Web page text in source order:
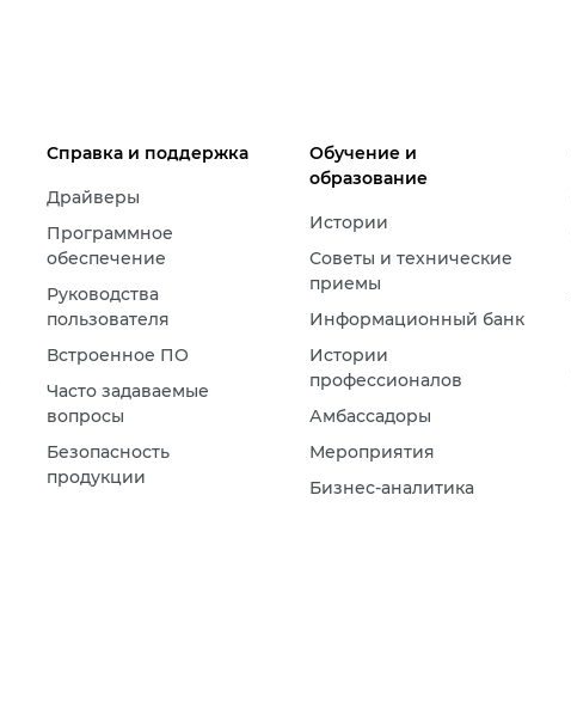
Справка и поддержка
Драйверы
Программное
обеспечение
Руководства
пользователя
Встроенное ПО
Часто задаваемые
вопросы
Безопасность
продукции
Обучение и
образование
Истории
Советы и технические
приемы
Информационный банк
Истории
профессионалов
Амбассадоры
Мероприятия
Бизнес-аналитика